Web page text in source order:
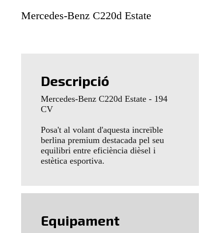
Mercedes-Benz C220d Estate
Descripció
Mercedes-Benz C220d Estate - 194
CV
Posa't al volant d'aquesta increïble
berlina premium destacada pel seu
equilibri entre eficiència dièsel i
estètica esportiva.
Equipament